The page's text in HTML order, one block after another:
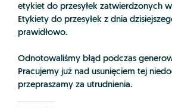
etykiet do przesyłek zatwierdzonych w
Etykiety do przesyłek z dnia
prawidłowo.
Odnotowaliśmy błąd podczas
Pracujemy już nad usunięciem tej
przepraszamy za utrudnienia.